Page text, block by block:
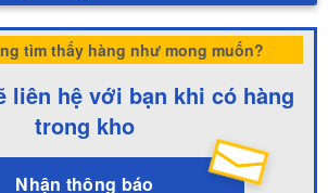
tìm thấy hàng như mong muốn?
liên hệ với bạn khi có hàng
trong kho
Nhận thông báo